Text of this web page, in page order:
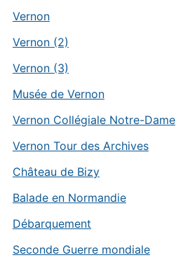
Vernon
Vernon (2)
Vernon (3)
Musée de Vernon
Vernon Collégiale Notre-Dame
Vernon Tour des Archives
Château de Bizy
Balade en Normandie
Débarquement
Seconde Guerre mondiale